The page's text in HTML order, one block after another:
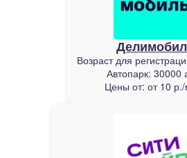
Возраст для
Автопарк: 30000
Цены от: от 10